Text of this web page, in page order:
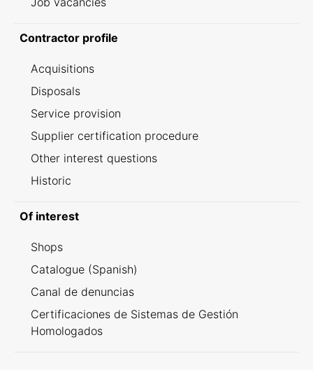
Contractor profile
Acquisitions
Disposals
Service provision
Supplier certification procedure
Other interest questions
Historic
Of interest
Shops
Catalogue (Spanish)
Canal de denuncias
Certificaciones de Sistemas de Gestión
Homologados